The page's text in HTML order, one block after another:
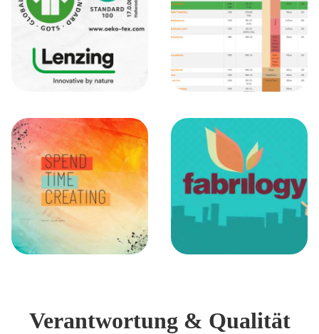
Verantwortung & Qualität